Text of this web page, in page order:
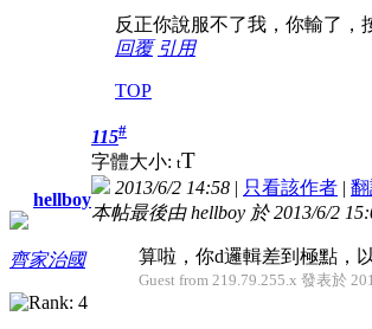
反正你說服不了我，你輸了，
回覆 引用
TOP
hellboy
齊家治國
115#
字體大小: tT
2013/6/2 14:58 | 只看該作者 |
本帖最後由 hellboy 於 2013/6/2
算啦，你d邏輯差到極點，
Guest from 219.79.255.x 發表於